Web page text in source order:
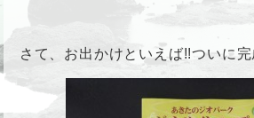
さて、お出かけといえば!!ついに完